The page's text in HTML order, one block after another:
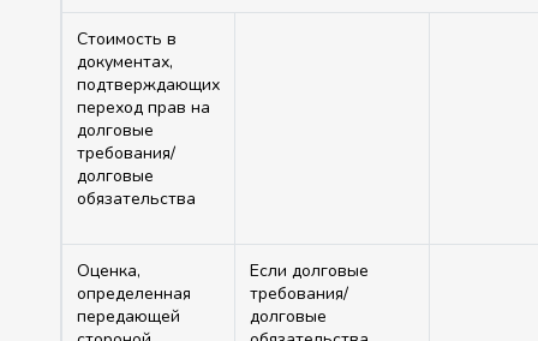
Стоимость в
документах,
подтверждающих
переход прав на
долговые
требования/
долговые
обязательства
Оценка,
определенная
передающей
Если долговые
требования/
долговые